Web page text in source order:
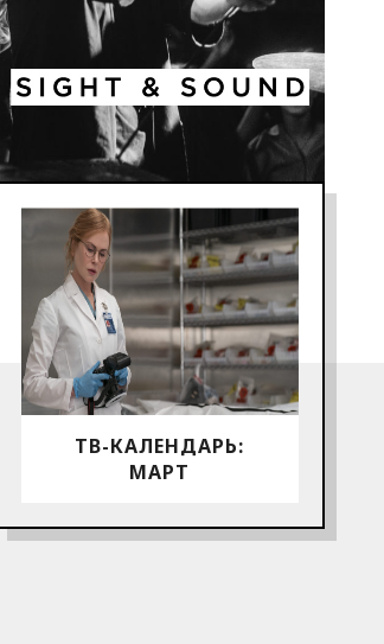
ТВ-КАЛЕНДАРЬ:
МАРТ